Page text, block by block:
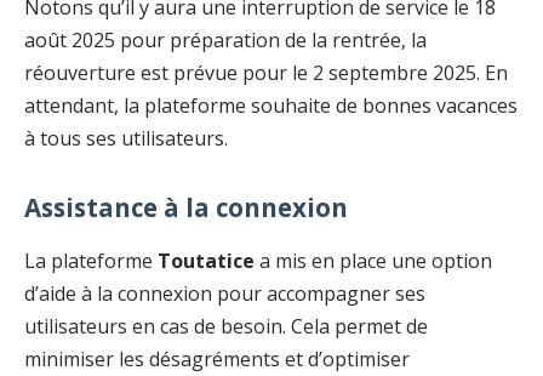
Notons qu’il y aura une interruption de service le 18
août 2025 pour préparation de la rentrée, la
réouverture est prévue pour le 2 septembre 2025. En
attendant, la plateforme souhaite de bonnes vacances
à tous ses utilisateurs.
Assistance à la connexion
La plateforme Toutatice a mis en place une option
d’aide à la connexion pour accompagner ses
utilisateurs en cas de besoin. Cela permet de
minimiser les désagréments et d’optimiser